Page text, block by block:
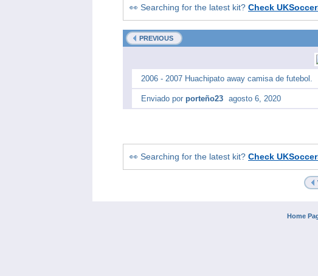
👀 Searching for the latest kit? Check
PREVIOUS
2006 - 2007 Huachipato away camisa de futebol.
Enviado por porteño23 agosto 6, 2020
👀 Searching for the latest kit? Check
Home